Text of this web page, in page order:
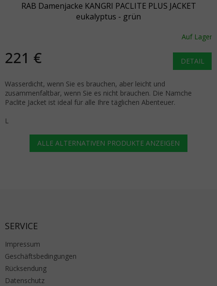
RAB Damenjacke KANGRI PACLITE PLUS JACKET
eukalyptus - grün
Auf Lager
221 € DETAIL
Wasserdicht, wenn Sie es brauchen, aber leicht und
zusammenfaltbar, wenn Sie es nicht brauchen. Die Namche
Paclite Jacket ist ideal für alle Ihre täglichen Abenteuer.
L
ALLE ALTERNATIVEN PRODUKTE ANZEIGEN
SERVICE
Impressum
Geschäftsbedingungen
Rücksendung
Datenschutz